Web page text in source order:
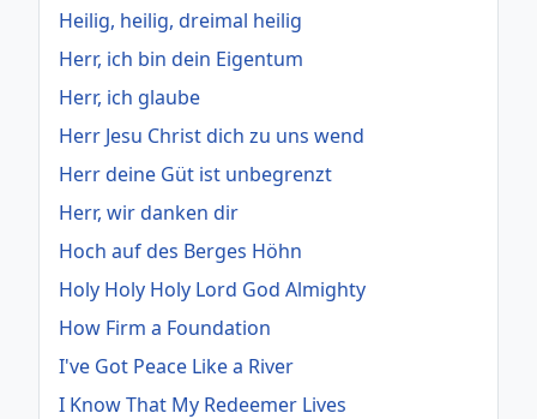
Heilig, heilig, dreimal heilig
Herr, ich bin dein Eigentum
Herr, ich glaube
Herr Jesu Christ dich zu uns wend
Herr deine Güt ist unbegrenzt
Herr, wir danken dir
Hoch auf des Berges Höhn
Holy Holy Holy Lord God Almighty
How Firm a Foundation
I've Got Peace Like a River
I Know That My Redeemer Lives